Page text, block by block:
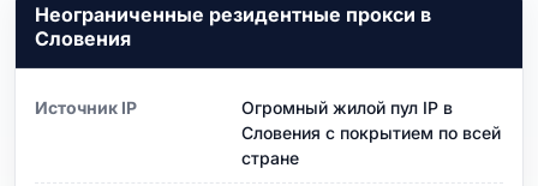
Неограниченные резидентные прокси в
Словения
Источник IP
Огромный жилой пул IP в
Словения с покрытием по всей
стране